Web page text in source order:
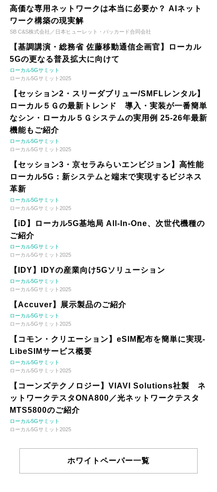
高価な専用ネットワークは本当に必要か？ AIネット
ワーク構築の現実解
SB C&S株式会社／日本ヒューレット・パッカード合同会社
【基調講演・総務省 佐藤移動通信企画官】ローカル
5Gの更なる普及拡大に向けて
ローカル5Gサミット
ローカル5Gサミット2025
【セッション2・スリーダブリュー/SMFLレンタル】
ローカル５Ｇの最新トレンド 導入・実装が一番簡単
なシン・ローカル５Ｇシステムの実用例 25-26年最新
機能もご紹介
ローカル5Gサミット
ローカル5Gサミット2025
【セッション3・京セラみらいエンビジョン】高性能
ローカル5G：新システムと端末で実現するビジネス
革新
ローカル5Gサミット
ローカル5Gサミット2025
【iD】ローカル5G基地局 All-In-One、次世代機種の
ご紹介
ローカル5Gサミット
ローカル5Gサミット2025
【IDY】IDYの産業向け5Gソリューション
ローカル5Gサミット
ローカル5Gサミット2025
【Accuver】展示製品のご紹介
ローカル5Gサミット
ローカル5Gサミット2025
【コモン・クリエーション】eSIM配布を簡単に実現-
LibeSIMサービス概要
ローカル5Gサミット
ローカル5Gサミット2025
【コーンズテクノロジー】VIAVI Solutions社製 ネ
ットワークテスタONA800／光ネットワークテスタ
MTS5800のご紹介
ローカル5Gサミット
ローカル5Gサミット2025
ホワイトペーパー一覧